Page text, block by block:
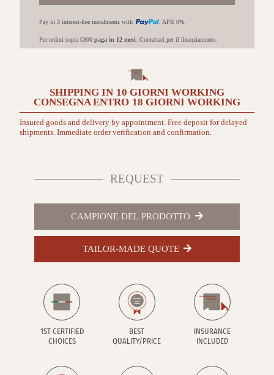
Pay in 3 interest-free instalments with . APR 0%.
Per ordini sopra €800 paga in 12 mesi . Contattaci per il finanziamento.
SHIPPING IN 10 GIORNI WORKING
CONSEGNA ENTRO 18 GIORNI WORKING
Insured goods and delivery by appointment. Free deposit for delayed
shipments. Immediate order verification and confirmation.
REQUEST
CAMPIONE DEL PRODOTTO
TAILOR-MADE QUOTE
1ST CERTIFIED
CHOICES
BEST
QUALITY/PRICE
INSURANCE
INCLUDED